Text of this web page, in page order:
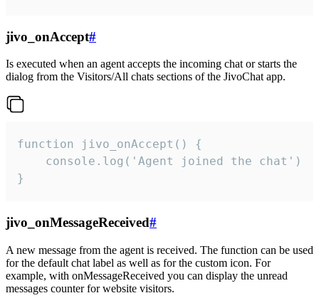
jivo_onAccept#
Is executed when an agent accepts the incoming chat or starts the
dialog from the Visitors/All chats sections of the JivoChat app.
function jivo_onAccept() {
}
jivo_onMessageReceived#
A new message from the agent is received. The function can be used
for the default chat label as well as for the custom icon. For
example, with onMessageReceived you can display the unread
messages counter for website visitors.